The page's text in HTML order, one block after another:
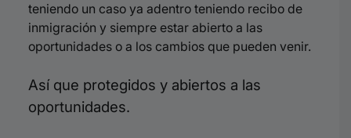
teniendo un caso ya adentro teniendo recibo de
inmigración y siempre estar abierto a las
oportunidades o a los cambios que pueden venir.
Así que protegidos y abiertos a las
oportunidades.